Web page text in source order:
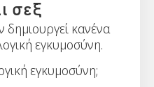
σεξ
δημιουργεί κανένα
εγκυμοσύνη.
εγκυμοσύνη;